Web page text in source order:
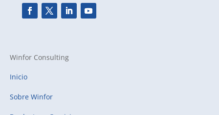
Winfor Consulting
Inicio
Sobre Winfor